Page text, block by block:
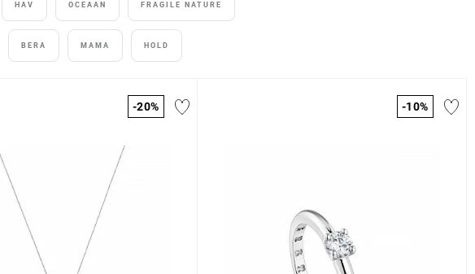
HAV OCEAAN FRAGILE NATURE
BERA MAMA HOLD
-20% -10%